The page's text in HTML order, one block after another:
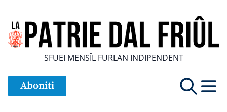
SFUEI MENSÎL FURLAN INDIPENDENT
Aboniti